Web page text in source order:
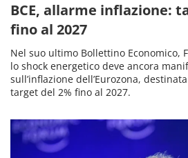
BCE, allarme inflazione:
fino al 2027
Nel suo ultimo Bollettino Economico,
lo shock energetico deve ancora
sull’inflazione dell’Eurozona,
target del 2% fino al 2027.